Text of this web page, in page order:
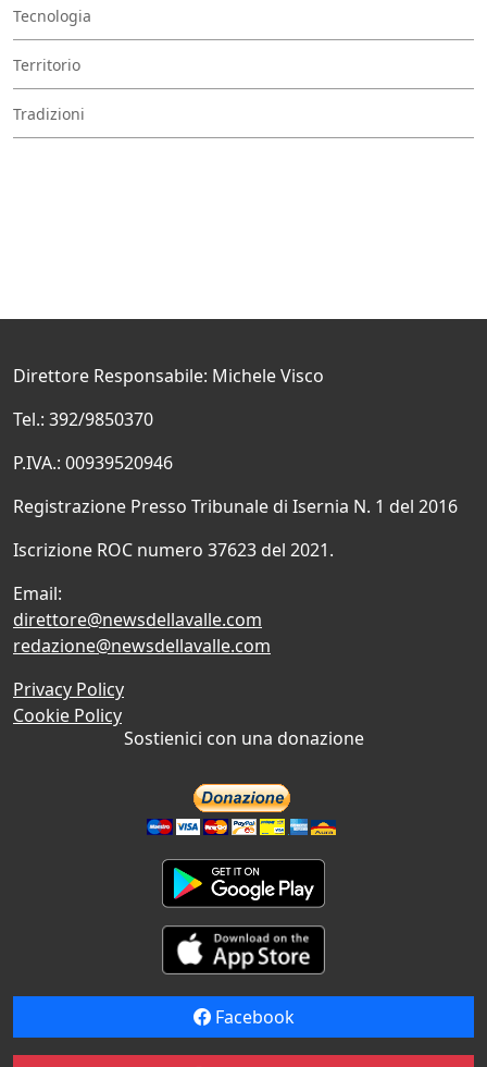
Tecnologia
Territorio
Tradizioni
Direttore Responsabile: Michele Visco
Tel.: 392/9850370
P.IVA.: 00939520946
Registrazione Presso Tribunale di Isernia N. 1 del 2016
Iscrizione ROC numero 37623 del 2021.
Email:
direttore@newsdellavalle.com
redazione@newsdellavalle.com
Privacy Policy
Cookie Policy
Sostienici con una donazione
Facebook